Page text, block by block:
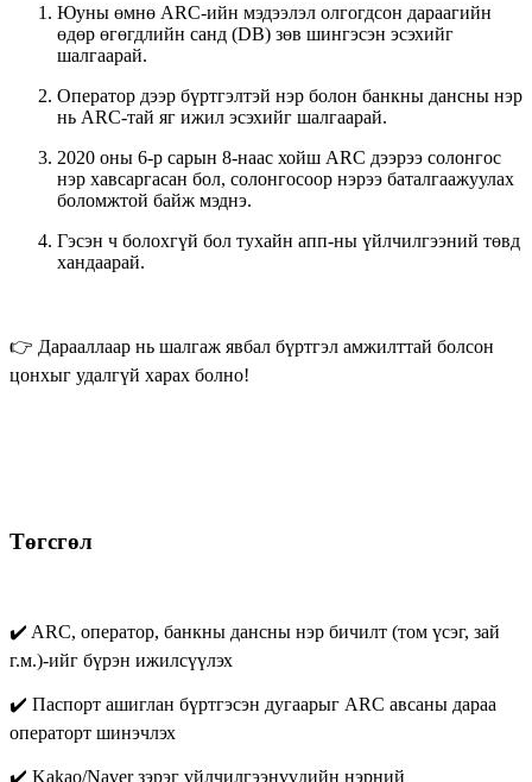
Юуны өмнө ARC-ийн мэдээлэл олгогдсон дараагийн
өдөр өгөгдлийн санд (DB) зөв шингэсэн эсэхийг
шалгаарай.
Оператор дээр бүртгэлтэй нэр болон банкны дансны нэр
нь ARC-тай яг ижил эсэхийг шалгаарай.
2020 оны 6-р сарын 8-наас хойш ARC дээрээ солонгос
нэр хавсаргасан бол, солонгосоор нэрээ баталгаажуулах
боломжтой байж мэднэ.
Гэсэн ч болохгүй бол тухайн апп-ны үйлчилгээний төвд
хандаарай.
👉 Дарааллаар нь шалгаж явбал бүртгэл амжилттай болсон
цонхыг удалгүй харах болно!
Төгсгөл
✔️ ARC, оператор, банкны дансны нэр бичилт (том үсэг, зай
г.м.)-ийг бүрэн ижилсүүлэх
✔️ Паспорт ашиглан бүртгэсэн дугаарыг ARC авсаны дараа
операторт шинэчлэх
✔️ Kakao/Naver зэрэг үйлчилгээнүүдийн нэрний